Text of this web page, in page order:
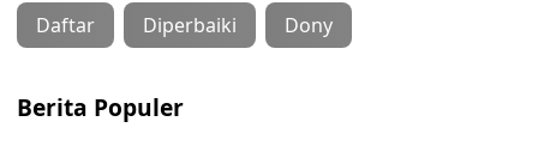
Daftar Diperbaiki Dony
Berita Populer